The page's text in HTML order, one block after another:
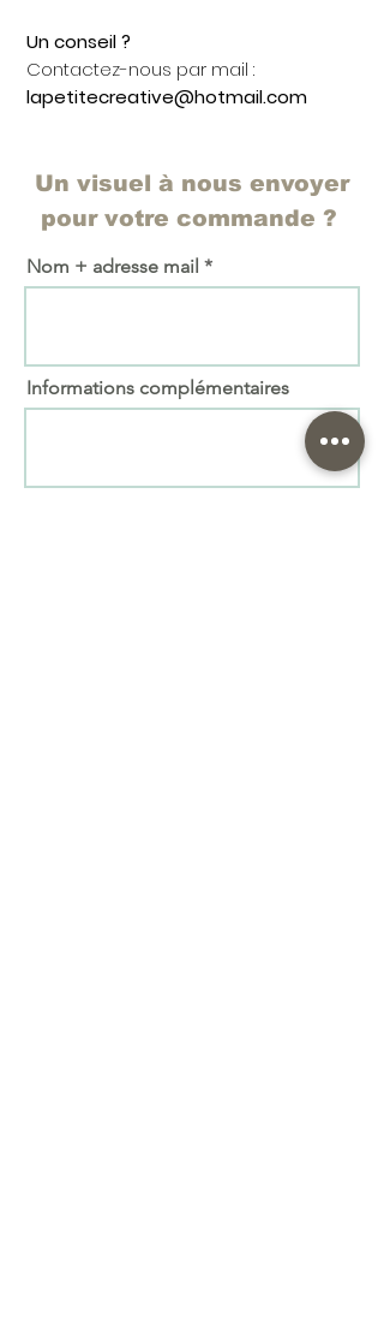
Un conseil ?
Contactez-nous par mail :
lapetitecreative@hotmail.com
Un visuel à nous envoyer
pour votre commande ?
Nom + adresse mail
Informations complémentaires